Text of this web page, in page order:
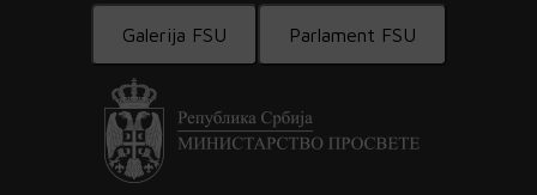
Galerija FSU Parlament FSU